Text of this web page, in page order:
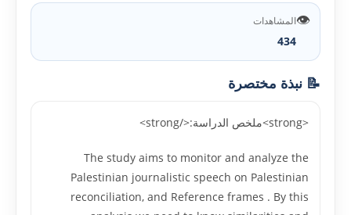
👁️المشاهدات
434
📝 نبذة مختصرة
<strong>ملخص الدراسة:</strong>
The study aims to monitor and analyze the
Palestinian journalistic speech on Palestinian
reconciliation, and Reference frames . By this